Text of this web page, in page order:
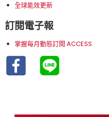
全球能效更新
訂閱電子報
掌握每月動態訂閱 ACCESS